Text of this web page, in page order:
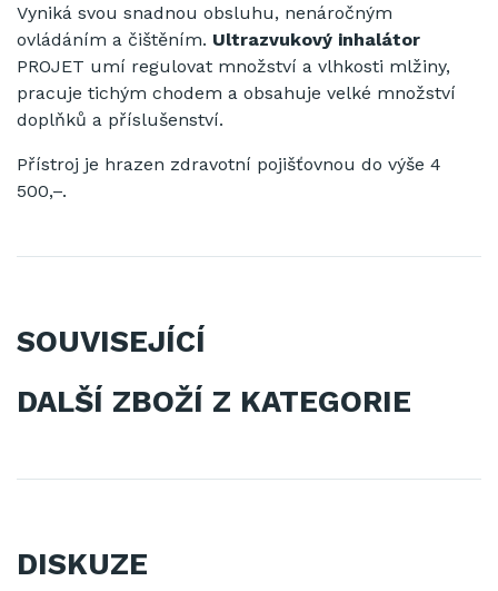
Vyniká svou snadnou obsluhu, nenáročným
ovládáním a čištěním. Ultrazvukový inhalátor
PROJET umí regulovat množství a vlhkosti mlžiny,
pracuje tichým chodem a obsahuje velké množství
doplňků a příslušenství.
Přístroj je hrazen zdravotní pojišťovnou do výše 4
500,–.
SOUVISEJÍCÍ
DALŠÍ ZBOŽÍ Z KATEGORIE
DISKUZE